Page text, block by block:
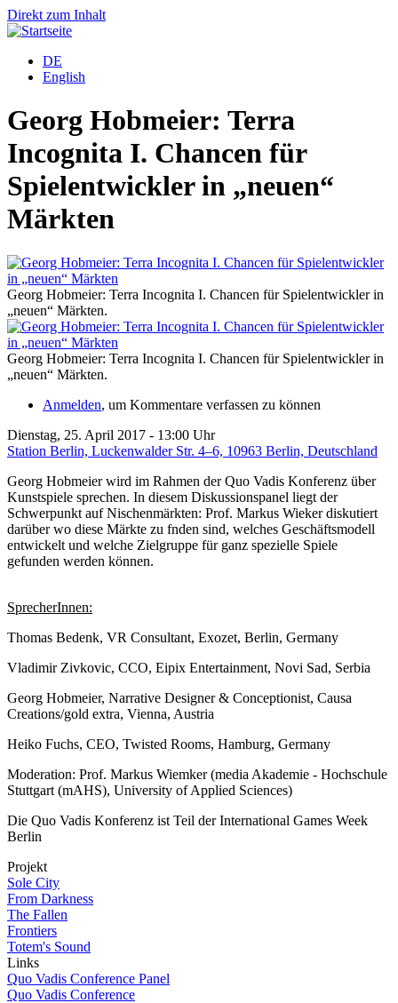
Direkt zum Inhalt
DE
English
Georg Hobmeier: Terra
Incognita I. Chancen für
Spielentwickler in „neuen“
Märkten
Georg Hobmeier: Terra Incognita I. Chancen für Spielentwickler in
„neuen“ Märkten.
Georg Hobmeier: Terra Incognita I. Chancen für Spielentwickler in
„neuen“ Märkten.
Anmelden, um Kommentare verfassen zu können
Dienstag, 25. April 2017 - 13:00 Uhr
Station Berlin, Luckenwalder Str. 4–6, 10963 Berlin, Deutschland
Georg Hobmeier wird im Rahmen der Quo Vadis Konferenz über
Kunstspiele sprechen. In diesem Diskussionspanel liegt der
Schwerpunkt auf Nischenmärkten: Prof. Markus Wieker diskutiert
darüber wo diese Märkte zu fnden sind, welches Geschäftsmodell
entwickelt und welche Zielgruppe für ganz spezielle Spiele
gefunden werden können.
SprecherInnen:
Thomas Bedenk, VR Consultant, Exozet, Berlin, Germany
Vladimir Zivkovic, CCO, Eipix Entertainment, Novi Sad, Serbia
Georg Hobmeier, Narrative Designer & Conceptionist, Causa
Creations/gold extra, Vienna, Austria
Heiko Fuchs, CEO, Twisted Rooms, Hamburg, Germany
Moderation: Prof. Markus Wiemker (media Akademie - Hochschule
Stuttgart (mAHS), University of Applied Sciences)
Die Quo Vadis Konferenz ist Teil der International Games Week
Berlin
Projekt
Sole City
From Darkness
The Fallen
Frontiers
Totem's Sound
Links
Quo Vadis Conference Panel
Quo Vadis Conference